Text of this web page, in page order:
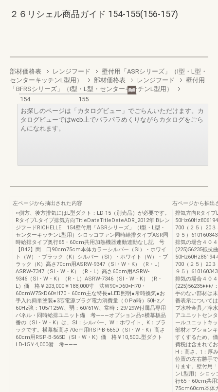
２６リシェル商品ガイド 154-155(156-157)
部材価格表 レンジフード
壁付用「ASRシリーズ」（I型・L型・
センターキッチンL型用）
部材価格表 レンジフード
壁付用
「BFRSシリーズ」（I型・L型・センターキッチンL型用）
154
155
お探しのページは「カタログビュー」でごらんいただけます。カ
タログビューではweb上でパラパラめくりながらカタログをごら
んになれます。
左ページから抽出された内容
○側方、後方排気にはL型ダクト：LD-15（別売品）が必要です。
RタイプLタイプ排気方向TitleDateTitleDateADR_2012年IBレン
ジフードRICHELLE 154壁付用「ASRシリーズ」（Ⅰ型・L型・
センターキッチンL型用）シロッコファン同時給排タイプASR同
時給排タイプ奥行65・60cm共用加熱機器連動連動なし記 号
【B42】間 口90cm75cm本体カラーシルバー（SⅠ）・ホワイ
ト（W）・ブラック（K）シルバー（SⅠ）・ホワイト（W）・ブ
ラック（K）高さ70cm用ASRW-9347（SI・W・K）（R・L）
ASRW-7347（SI・W・K）（R・L）高さ60cm用ASRW-
9346（SI・W・K）（R・L）ASRW-7346（SI・W・K）（R・
L）価 格￥203,000￥188,000寸 法W90×D60×H70・
60cmW75×D60×H70・60cm主な特長●LED照明●常時換気●お
手入れ簡単塗装●3芯電源プラグ電力消費量（０Pa時）50Hz／
60Hz強：105/125W、弱：60/61W、常時：29/29W付属品専用
パネル・同時給排ユニット備 考―――オプション品○横幕板品
番の（SⅠ・W・K）は、SⅠ：シルバー、W：ホワイト、K：ブラ
ックです。横幕板高さ70cm用RSP-B-665D（SI・W・K）高さ
60cm用RSP-B-565D（SI・W・K）価 格￥10,500L型ダクト
LD-15￥4,000備 考―――
右ページから抽出
排気方向Rタイ
700（２５）20
９５）
排気の場合４０
(225)56235抵抗
50Hz60Hz86194
700（２５）20
９５）
排気の場合４０
(225)56235♦♦♦/
手のない部材は
番表示について
プ水栓金具／浄
アユニットセン
ールユニットキ
部材オプション
すくするため、
費税は含まれて
H：高さ、t：厚
位置の左右勝手
ります。壁付用
ンL型用）シロッ
行65・60cm共
75cm60cm本体